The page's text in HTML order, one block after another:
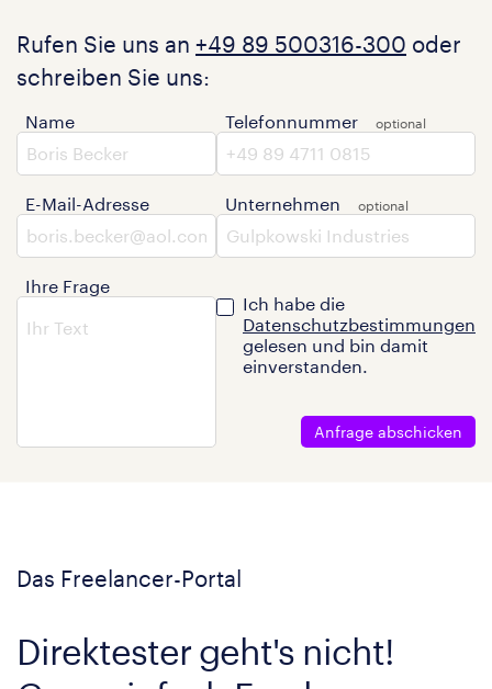
Rufen Sie uns an +49 89 500316-300 oder
schreiben Sie uns:
Name
E-Mail-Adresse
Ihre Frage
Telefonnummer
Unternehmen
Ich habe die
Datenschutzbestimmungen
gelesen und bin damit
einverstanden.
Anfrage abschicken
Das Freelancer-Portal
Direktester geht's nicht!